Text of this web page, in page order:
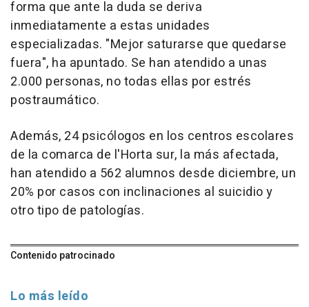
forma que ante la duda se deriva
inmediatamente a estas unidades
especializadas. "Mejor saturarse que quedarse
fuera", ha apuntado. Se han atendido a unas
2.000 personas, no todas ellas por estrés
postraumático.
Además, 24 psicólogos en los centros escolares
de la comarca de l'Horta sur, la más afectada,
han atendido a 562 alumnos desde diciembre, un
20% por casos con inclinaciones al suicidio y
otro tipo de patologías.
Contenido patrocinado
Lo más leído